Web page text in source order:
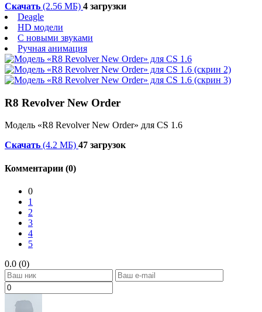
Скачать (2.56 МБ) 4 загрузки
Deagle
HD модели
С новыми звуками
Ручная анимация
R8 Revolver New Order
Модель «R8 Revolver New Order» для CS 1.6
Скачать (4.2 МБ) 47 загрузок
Комментарии (0)
0
1
2
3
4
5
0.0 (0)